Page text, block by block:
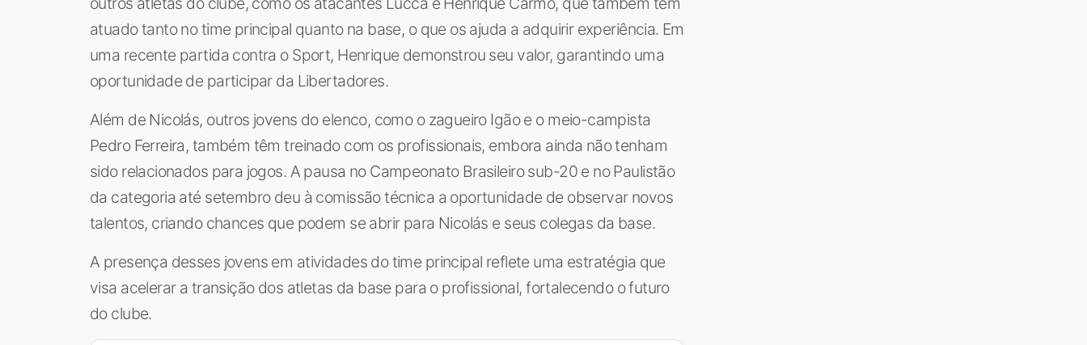
atuado tanto no time principal quanto na base, o que os ajuda a adquirir experiência. Em
uma recente partida contra o Sport, Henrique demonstrou seu valor, garantindo uma
oportunidade de participar da Libertadores.
Além de Nicolás, outros jovens do elenco, como o zagueiro Igão e o meio-campista
Pedro Ferreira, também têm treinado com os profissionais, embora ainda não tenham
sido relacionados para jogos. A pausa no Campeonato Brasileiro sub-20 e no Paulistão
da categoria até setembro deu à comissão técnica a oportunidade de observar novos
talentos, criando chances que podem se abrir para Nicolás e seus colegas da base.
A presença desses jovens em atividades do time principal reflete uma estratégia que
visa acelerar a transição dos atletas da base para o profissional, fortalecendo o futuro
do clube.